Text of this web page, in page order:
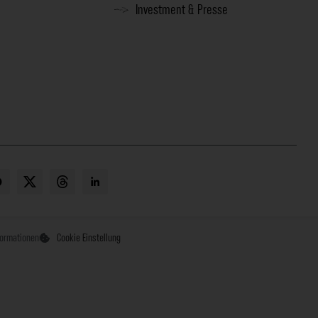
Investment & Presse
Cookie Einstellung